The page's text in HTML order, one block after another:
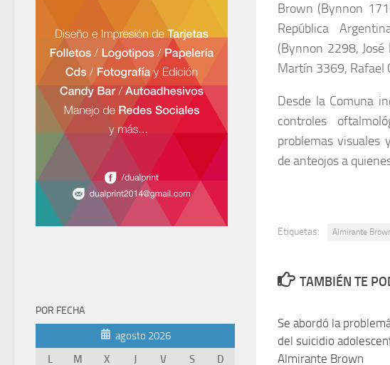
Brown (Bynnon
República
(Bynnon 2298,
Martín 3369, Rafael
Desde la Comuna
controles
problemas visuales
de anteojos a
Etiquetas: Almirante
TAMBIÉN TE
Se abordó la
del suicidio
Almirante Brown
POR FECHA
agosto 2026
L
M X J V S D